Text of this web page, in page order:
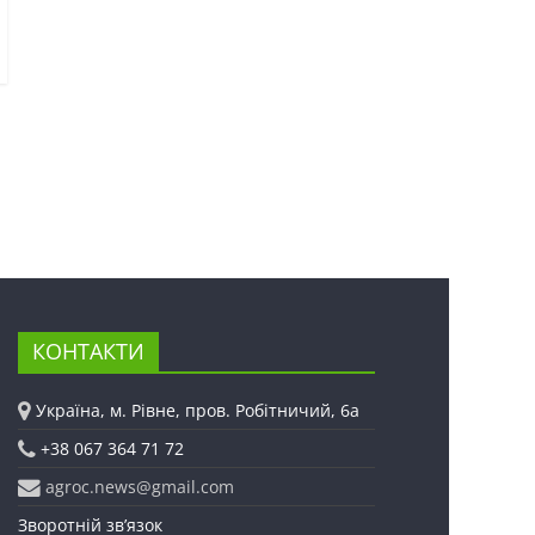
КОНТАКТИ
Україна, м. Рівне, пров. Робітничий, 6а
+38 067 364 71 72
agroc.news@gmail.com
Зворотній зв’язок